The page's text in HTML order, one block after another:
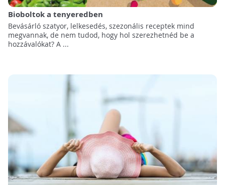
Bioboltok a tenyeredben
Bevásárló szatyor, lelkesedés, szezonális receptek mind
megvannak, de nem tudod, hogy hol szerezhetnéd be a
hozzávalókat? A ...